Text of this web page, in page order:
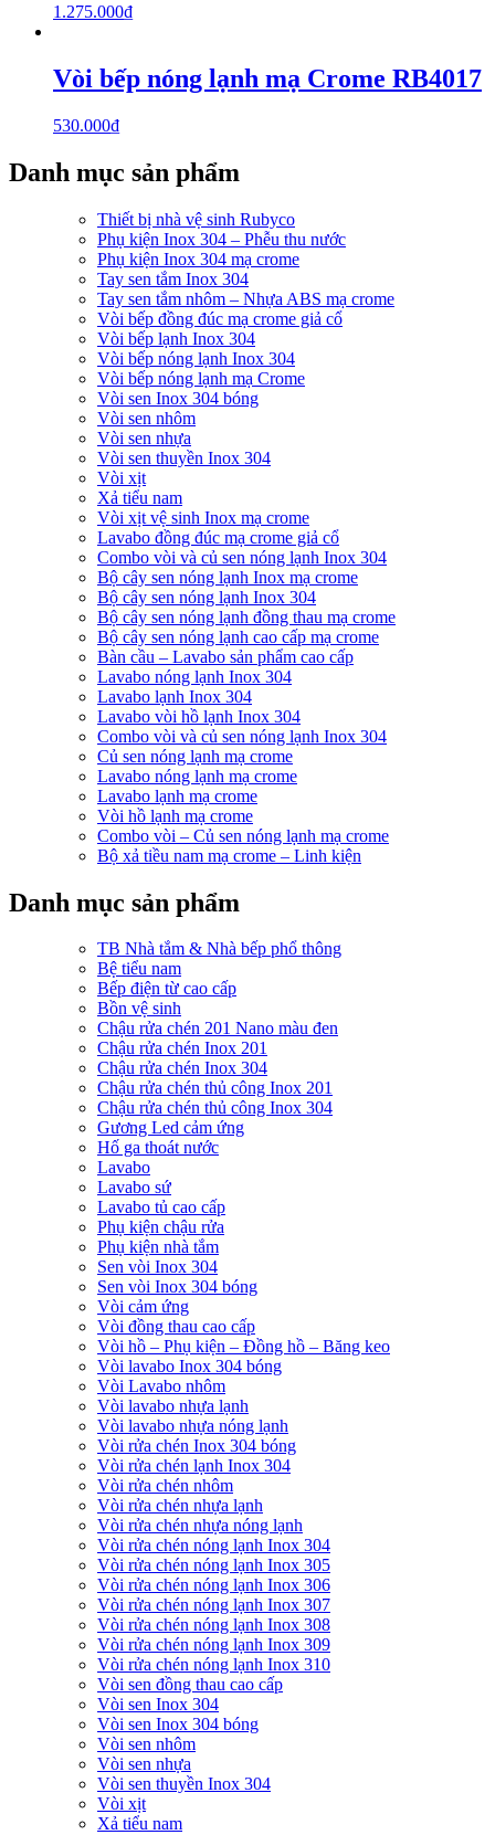
1.275.000₫
Vòi bếp nóng lạnh mạ Crome RB4017
530.000₫
Danh mục sản phẩm
Thiết bị nhà vệ sinh Rubyco
Phụ kiện Inox 304 – Phễu thu nước
Phụ kiện Inox 304 mạ crome
Tay sen tắm Inox 304
Tay sen tắm nhôm – Nhựa ABS mạ crome
Vòi bếp đồng đúc mạ crome giả cổ
Vòi bếp lạnh Inox 304
Vòi bếp nóng lạnh Inox 304
Vòi bếp nóng lạnh mạ Crome
Vòi sen Inox 304 bóng
Vòi sen nhôm
Vòi sen nhựa
Vòi sen thuyền Inox 304
Vòi xịt
Xả tiểu nam
Vòi xịt vệ sinh Inox mạ crome
Lavabo đồng đúc mạ crome giả cổ
Combo vòi và củ sen nóng lạnh Inox 304
Bộ cây sen nóng lạnh Inox mạ crome
Bộ cây sen nóng lạnh Inox 304
Bộ cây sen nóng lạnh đồng thau mạ crome
Bộ cây sen nóng lạnh cao cấp mạ crome
Bàn cầu – Lavabo sản phẩm cao cấp
Lavabo nóng lạnh Inox 304
Lavabo lạnh Inox 304
Lavabo vòi hồ lạnh Inox 304
Combo vòi và củ sen nóng lạnh Inox 304
Củ sen nóng lạnh mạ crome
Lavabo nóng lạnh mạ crome
Lavabo lạnh mạ crome
Vòi hồ lạnh mạ crome
Combo vòi – Củ sen nóng lạnh mạ crome
Bộ xả tiều nam mạ crome – Linh kiện
Danh mục sản phẩm
TB Nhà tắm & Nhà bếp phổ thông
Bệ tiểu nam
Bếp điện từ cao cấp
Bồn vệ sinh
Chậu rửa chén 201 Nano màu đen
Chậu rửa chén Inox 201
Chậu rửa chén Inox 304
Chậu rửa chén thủ công Inox 201
Chậu rửa chén thủ công Inox 304
Gương Led cảm ứng
Hố ga thoát nước
Lavabo
Lavabo sứ
Lavabo tủ cao cấp
Phụ kiện chậu rửa
Phụ kiện nhà tắm
Sen vòi Inox 304
Sen vòi Inox 304 bóng
Vòi cảm ứng
Vòi đồng thau cao cấp
Vòi hồ – Phụ kiện – Đồng hồ – Băng keo
Vòi lavabo Inox 304 bóng
Vòi Lavabo nhôm
Vòi lavabo nhựa lạnh
Vòi lavabo nhựa nóng lạnh
Vòi rửa chén Inox 304 bóng
Vòi rửa chén lạnh Inox 304
Vòi rửa chén nhôm
Vòi rửa chén nhựa lạnh
Vòi rửa chén nhựa nóng lạnh
Vòi rửa chén nóng lạnh Inox 304
Vòi rửa chén nóng lạnh Inox 305
Vòi rửa chén nóng lạnh Inox 306
Vòi rửa chén nóng lạnh Inox 307
Vòi rửa chén nóng lạnh Inox 308
Vòi rửa chén nóng lạnh Inox 309
Vòi rửa chén nóng lạnh Inox 310
Vòi sen đồng thau cao cấp
Vòi sen Inox 304
Vòi sen Inox 304 bóng
Vòi sen nhôm
Vòi sen nhựa
Vòi sen thuyền Inox 304
Vòi xịt
Xả tiểu nam